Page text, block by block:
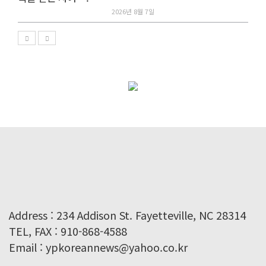
2026년 8월 7일
Address : 234 Addison St. Fayetteville, NC 28314
TEL, FAX : 910-868-4588
Email : ypkoreannews@yahoo.co.kr